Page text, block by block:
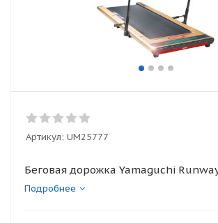
Артикул: UM25777
Беговая дорожка Yamaguchi
Подробнее